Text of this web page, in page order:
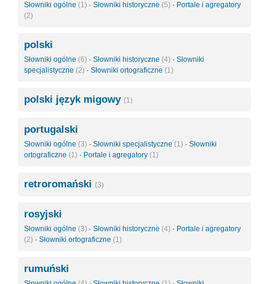
Słowniki ogólne (1) · Słowniki historyczne (5) · Portale i agregatory
(2)
polski
Słowniki ogólne (6) · Słowniki historyczne (4) · Słowniki
specjalistyczne (2) · Słowniki ortograficzne (1)
polski język migowy (1)
portugalski
Słowniki ogólne (3) · Słowniki specjalistyczne (1) · Słowniki
ortograficzne (1) · Portale i agregatory (1)
retroromański (3)
rosyjski
Słowniki ogólne (3) · Słowniki historyczne (4) · Portale i agregatory
(2) · Słowniki ortograficzne (1)
rumuński